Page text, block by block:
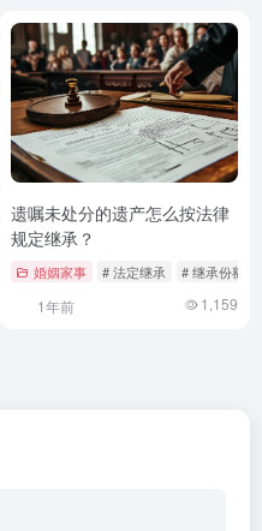
# 教学质量投诉
遗嘱未处分的遗产怎么按法律
规定继承？
婚姻家事 # 法定继承 # 继承份额
1年前 1,159